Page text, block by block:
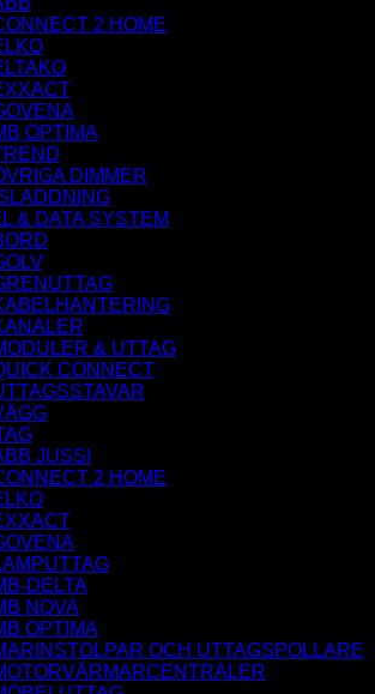
2 HOME
OPTIMA
DIMMER
& DATA SYSTEM
& UTTAG
CONNECT
JUSSI
2 HOME
DELTA
NOVA
OPTIMA
OCH UTTAGSPOLLARE